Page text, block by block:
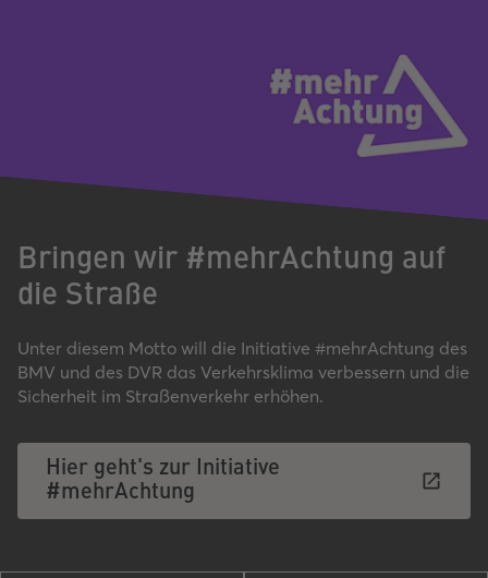
Bringen wir #mehrAchtung auf
die Straße
Unter diesem Motto will die Initiative #mehrAchtung des
BMV und des DVR das Verkehrsklima verbessern und die
Sicherheit im Straßenverkehr erhöhen.
Hier geht's zur Initiative
#mehrAchtung